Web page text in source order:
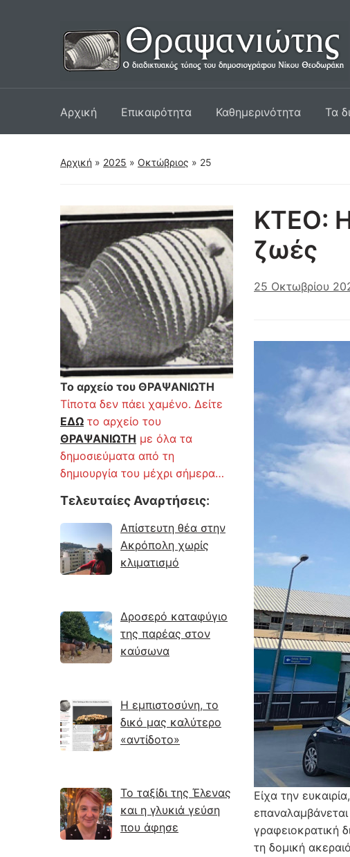
Αρχική Επικαιρότητα Καθημερινότητα Τα
Αρχική » 2025 » Οκτώβριος » 25
Το αρχείο του ΘΡΑΨΑΝΙΩΤΗ
Τίποτα δεν πάει χαμένο. Δείτε
ΕΔΩ το αρχείο του
ΘΡΑΨΑΝΙΩΤΗ με όλα τα
δημοσιεύματα από τη
δημιουργία του μέχρι σήμερα…
Τελευταίες Αναρτήσεις:
Απίστευτη θέα στην
Ακρόπολη χωρίς
κλιματισμό
Δροσερό καταφύγιο
της παρέας στον
καύσωνα
Η εμπιστοσύνη, το
δικό μας καλύτερο
«αντίδοτο»
Το ταξίδι της Έλενας
και η γλυκιά γεύση
που άφησε
ΚΤΕΟ:
ζωές
25 Οκτωβρίου
Είχα την
γραφειοκρατική
τη δομική